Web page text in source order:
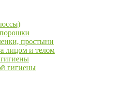
простыни
лицом и телом
гигиены